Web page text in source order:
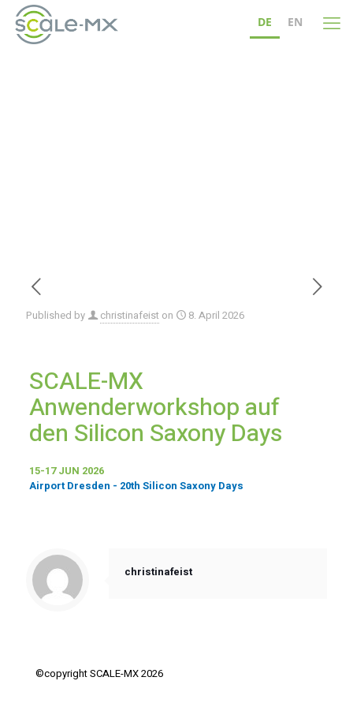
DE EN
Published by christinafeist on 8. April 2026
SCALE-MX
Anwenderworkshop auf
den Silicon Saxony Days
15-17 JUN 2026
Airport Dresden - 20th Silicon Saxony Days
christinafeist
©copyright SCALE-MX 2026